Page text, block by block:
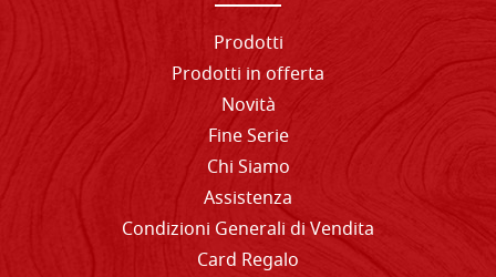
Prodotti
Prodotti in offerta
Novità
Fine Serie
Chi Siamo
Assistenza
Condizioni Generali di Vendita
Card Regalo